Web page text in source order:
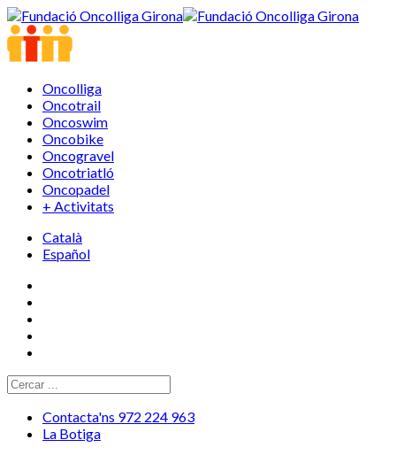
Oncolliga
Oncotrail
Oncoswim
Oncobike
Oncogravel
Oncotriatló
Oncopadel
+ Activitats
Català
Español
Contacta'ns 972 224 963
La Botiga